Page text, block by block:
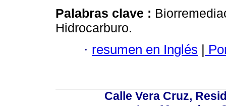
Palabras clave :
Hidrocarburo.
· resumen en Inglés |
Calle Vera Cruz,